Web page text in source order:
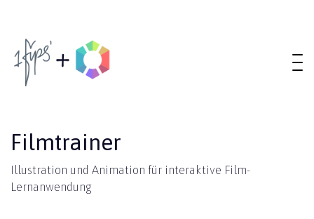
Filmtrainer
Illustration und Animation für interaktive Film-
Lernanwendung